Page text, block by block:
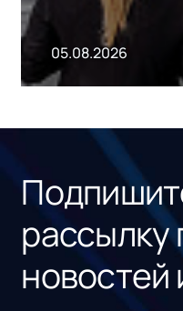
05.08.2026
рассылку
новостей